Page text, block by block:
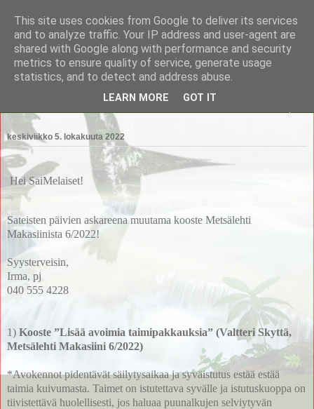
Saimaan Metsänomistajat
Saimaan Metsänomistajat
keskiviikko 5. lokakuuta 2022
Hei SaiMelaiset!
Sateisten päivien askareena muutama kooste Metsälehti
Makasiinista 6/2022!
Syysterveisin,
Irma, pj
040 555 4228
1) Kooste ”Lisää avoimia taimipakkauksia” (Valtteri Skyttä,
Metsälehti Makasiini 6/2022)
*Avokennot pidentävät säilytysaikaa ja syväistutus estää estää
taimia kuivumasta. Taimet on istutettava syvälle ja istutuskuoppa on
tiivistettävä huolellisesti, jos haluaa puunalkujen selviytyvän
This site uses cookies from Google to deliver its services
and to analyze traffic. Your IP address and user-agent are
shared with Google along with performance and security
metrics to ensure quality of service, generate usage
statistics, and to detect and address abuse.
LEARN MORE GOT IT